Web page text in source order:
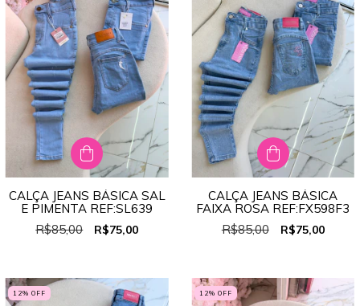
CALÇA JEANS BÁSICA SAL
E PIMENTA REF:SL639
R$85,00
R$75,00
CALÇA JEANS BÁSICA
FAIXA ROSA REF:FX598F3
R$85,00
R$75,00
12% OFF 12% OFF